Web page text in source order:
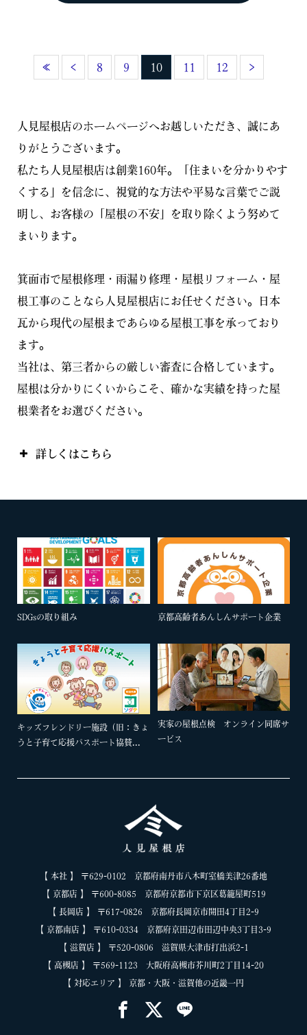
« ‹ 8 9 10 11 12 ›
人見屋根店のホームページへお越しいただき、誠にあ
りがとうございます。
私たち人見屋根店は創業160年。「住まいを分かりやす
くする」を信念に、視覚的な方法や平易な言葉でご説
明し、お客様の「屋根の不安」を取り除くよう努めて
まいります。
箕面市で屋根修理・雨漏り修理・屋根リフォーム・屋
根工事のことなら人見屋根店にお任せください。日本
瓦から現代の屋根まであらゆる屋根工事を承っており
ます。
当社は、第三者からの厳しい審査に合格しています。
屋根は分かりにくいからこそ、確かな実績を持った屋
根業者をお選びください。
詳しくはこちら
SDGsの取り組み 京都高齢者あんしんサポート企業
キッズフレンドリー施設（旧：きょ
うと子育て応援パスポート協賛...
実家の屋根点検 オンライン同席サ
ービス
【 本社 】 〒629-0102 京都府南丹市八木町室橋美津26番地
【 京都店 】 〒600-8085 京都府京都市下京区葛籠屋町519
【 長岡店 】 〒617-0826 京都府長岡京市開田4丁目2-9
【 京都南店 】 〒610-0334 京都府京田辺市田辺中央3丁目3-9
【 滋賀店 】 〒520-0806 滋賀県大津市打出浜2-1
【 高槻店 】 〒569-1123 大阪府高槻市芥川町2丁目14-20
【 対応エリア 】 京都・大阪・滋賀他の近畿一円